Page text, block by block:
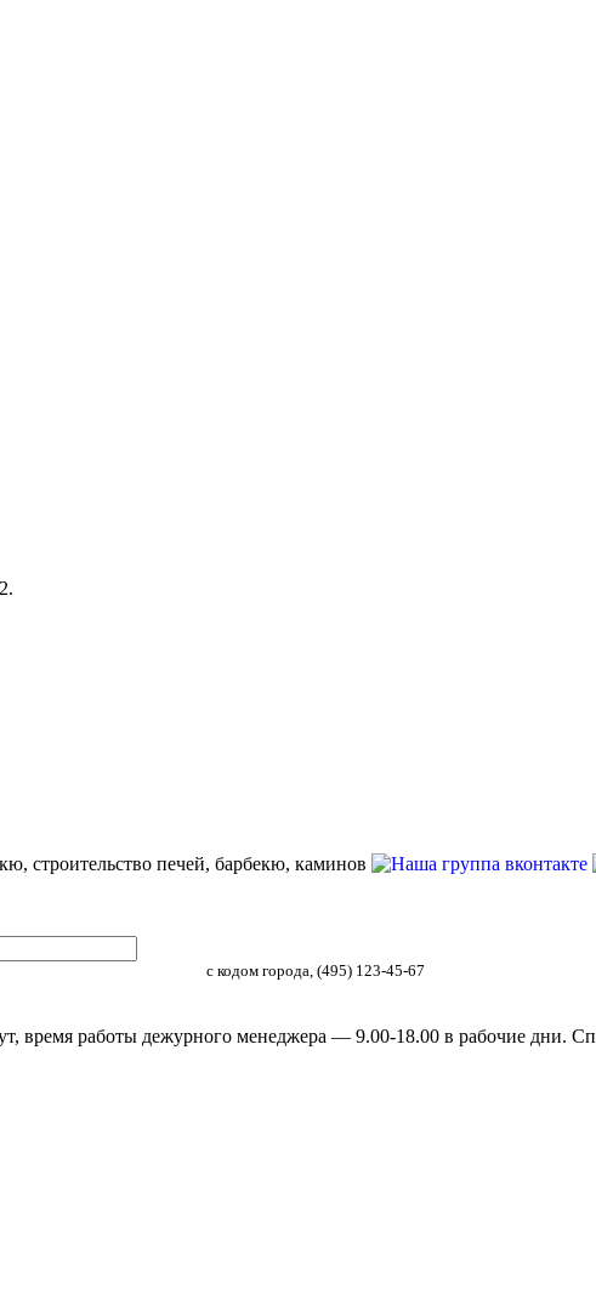
строительство печей, барбекю, каминов
с кодом города, (495) 123-45-67
время работы дежурного менеджера — 9.00-18.00 в рабочие дни.